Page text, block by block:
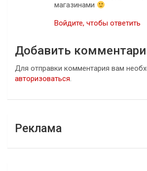
магазинами
Войдите, чтобы ответить
Добавить
Для отправки комментария вам
авторизоваться.
Реклама